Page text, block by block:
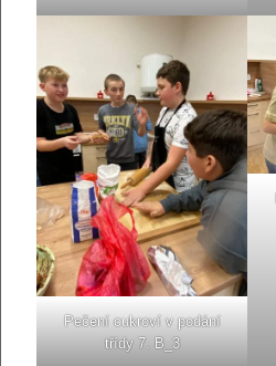
Pečení cukroví v podání
třídy 7. B_3